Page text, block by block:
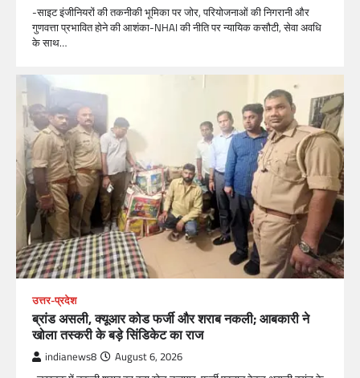
-साइट इंजीनियरों की तकनीकी भूमिका पर जोर, परियोजनाओं की निगरानी और
गुणवत्ता प्रभावित होने की आशंका-NHAI की नीति पर न्यायिक कसौटी, सेवा अवधि
के साथ…
उत्तर-प्रदेश
ब्रांड असली, क्यूआर कोड फर्जी और शराब नकली; आबकारी ने
खोला तस्करी के बड़े सिंडिकेट का राज
indianews8 August 6, 2026